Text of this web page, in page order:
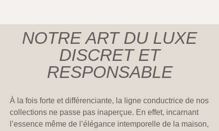
NOTRE ART DU LUXE
DISCRET ET
RESPONSABLE
À la fois forte et différenciante, la ligne conductrice de nos
collections ne passe pas inaperçue. En effet, incarnant
l’essence même de l’élégance intemporelle de la maison,